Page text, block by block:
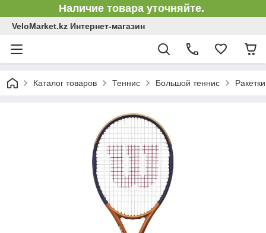
Наличие товара уточняйте.
VeloMarket.kz Интернет-магазин
Каталог товаров Теннис Большой теннис